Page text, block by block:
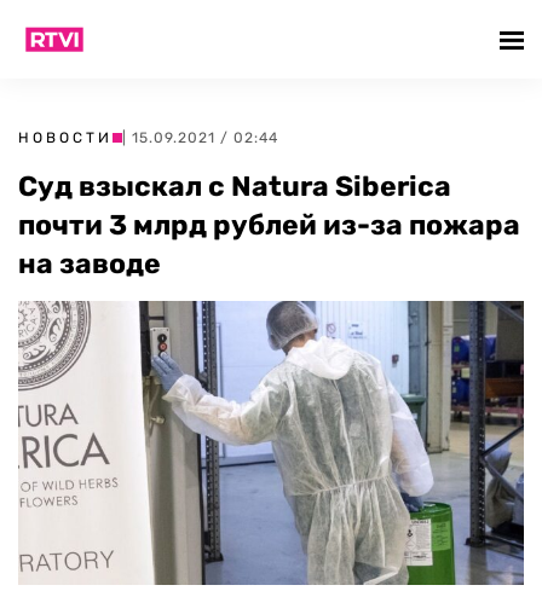
НОВОСТИ | 15.09.2021 / 02:44
Суд взыскал с Natura Siberica
почти 3 млрд рублей из-за пожара
на заводе